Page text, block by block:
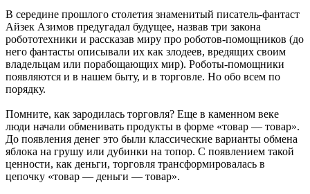
В середине прошлого столетия знаменитый писатель-фантаст
Айзек Азимов предугадал будущее, назвав три закона
робототехники и рассказав миру про роботов-помощников (до
него фантасты описывали их как злодеев, вредящих своим
владельцам или порабощающих мир). Роботы-помощники
появляются и в нашем быту, и в торговле. Но обо всем по
порядку.
Помните, как зародилась торговля? Еще в каменном веке
люди начали обменивать продукты в форме «товар — товар».
До появления денег это были классические варианты обмена
яблока на грушу или дубинки на топор. С появлением такой
ценности, как деньги, торговля трансформировалась в
цепочку «товар — деньги — товар».